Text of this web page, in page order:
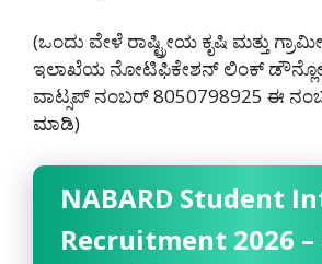
(ಒಂದು ವೇಳೆ ರಾಷ್ಟ್ರೀಯ ಕೃಷಿ ಮತ್ತು
ಇಲಾಖೆಯ ನೋಟಿಫಿಕೇಶನ್ ಲಿಂಕ್
ವಾಟ್ಸಪ್ ನಂಬರ್ 8050798925‌ ಈ
ಮಾಡಿ)
NABARD Student
Recruitment 2026